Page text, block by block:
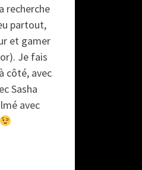
recherche
partout,
et gamer
Je fais
côté, avec
Sasha
avec